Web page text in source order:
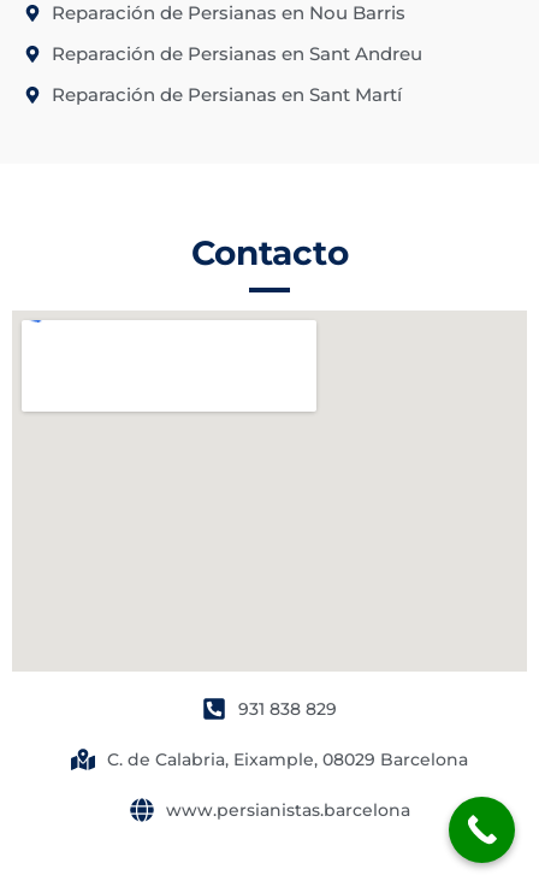
Reparación de Persianas en Nou Barris
Reparación de Persianas en Sant Andreu
Reparación de Persianas en Sant Martí
Contacto
931 838 829
C. de Calabria, Eixample, 08029 Barcelona
www.persianistas.barcelona